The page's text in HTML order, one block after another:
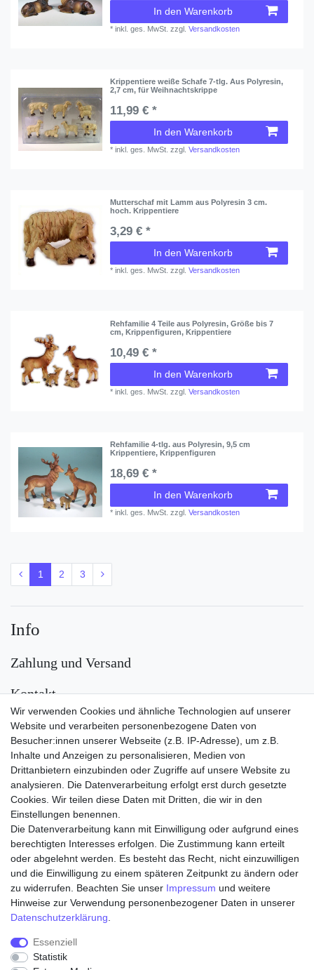
In den Warenkorb
*inkl. ges. MwSt. zzgl.Versandkosten
Krippentiere weiße Schafe 7-tlg. Aus Polyresin,
2,7 cm, für Weihnachtskrippe
11,99 € *
In den Warenkorb
*inkl. ges. MwSt. zzgl.Versandkosten
Mutterschaf mit Lamm aus Polyresin 3 cm.
hoch. Krippentiere
3,29 € *
In den Warenkorb
*inkl. ges. MwSt. zzgl.Versandkosten
Rehfamilie 4 Teile aus Polyresin, Größe bis 7
cm, Krippenfiguren, Krippentiere
10,49 € *
In den Warenkorb
*inkl. ges. MwSt. zzgl.Versandkosten
Rehfamilie 4-tlg. aus Polyresin, 9,5 cm
Krippentiere, Krippenfiguren
18,69 € *
In den Warenkorb
*inkl. ges. MwSt. zzgl.Versandkosten
1 2 3
Wir verwenden Cookies und ähnliche Technologien auf unserer
Website und verarbeiten personenbezogene Daten von
Besucher:innen unserer Webseite (z.B. IP-Adresse), um z.B.
Inhalte und Anzeigen zu personalisieren, Medien von
Drittanbietern einzubinden oder Zugriffe auf unsere Website zu
analysieren. Die Datenverarbeitung erfolgt erst durch gesetzte
Cookies. Wir teilen diese Daten mit Dritten, die wir in den
Einstellungen benennen.
Die Datenverarbeitung kann mit Einwilligung oder aufgrund eines
berechtigten Interesses erfolgen. Die Zustimmung kann erteilt
oder abgelehnt werden. Es besteht das Recht, nicht einzuwilligen
und die Einwilligung zu einem späteren Zeitpunkt zu ändern oder
zu widerrufen. Beachten Sie unser Impressum und weitere
Hinweise zur Verwendung personenbezogener Daten in unserer
Daten­schutz­erklärung
Essenziell
Statistik
Info
Zahlung und Versand
Kontakt
Versand
Zahlungsarten